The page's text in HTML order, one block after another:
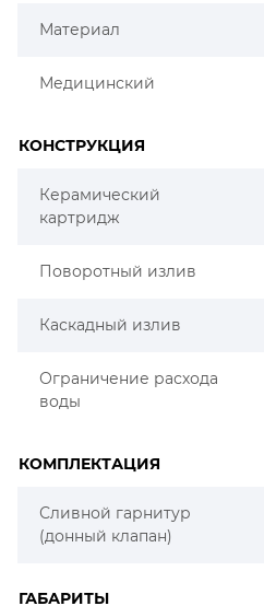
Материал
Медицинский
КОНСТРУКЦИЯ
Керамический
картридж
Поворотный излив
Каскадный излив
Ограничение расхода
воды
КОМПЛЕКТАЦИЯ
Сливной гарнитур
(донный клапан)
ГАБАРИТЫ